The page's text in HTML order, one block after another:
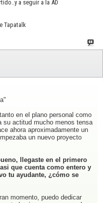
a seguir a la AD
Tapatalk
en el plano personal como
su actitud mucho menos tensa
ahora aproximadamente un
un nuevo proyecto
llegaste en el primero
que cuenta como entero y
tu ayudante, ¿cómo se
momento, puedo dedicar